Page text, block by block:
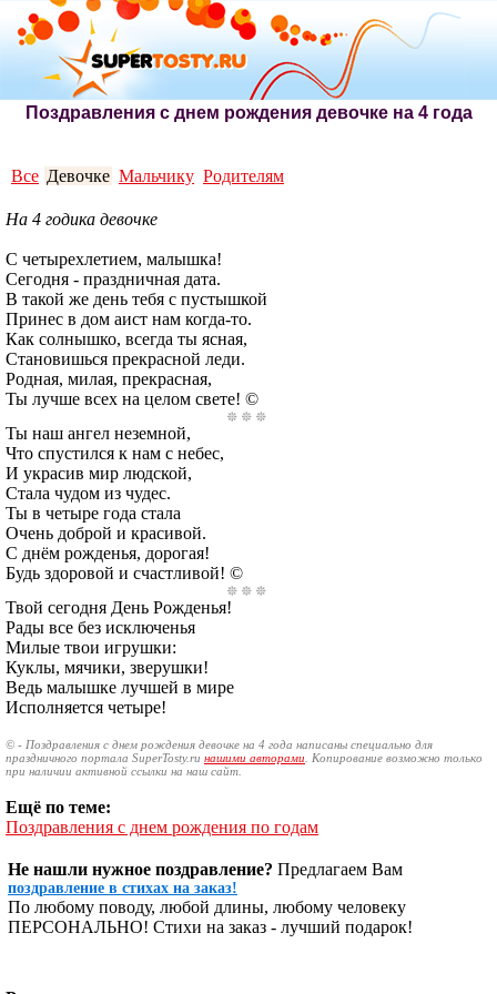
Поздравления с днем рождения девочке на 4 года
Все Девочке Мальчику Родителям
На 4 годика девочке
С четырехлетием, малышка!
Сегодня - праздничная дата.
В такой же день тебя с пустышкой
Принес в дом аист нам когда-то.
Как солнышко, всегда ты ясная,
Становишься прекрасной леди.
Родная, милая, прекрасная,
Ты лучше всех на целом свете! ©
Ты наш ангел неземной,
Что спустился к нам с небес,
И украсив мир людской,
Стала чудом из чудес.
Ты в четыре года стала
Очень доброй и красивой.
С днём рожденья, дорогая!
Будь здоровой и счастливой! ©
Твой сегодня День Рожденья!
Рады все без исключенья
Милые твои игрушки:
Куклы, мячики, зверушки!
Ведь малышке лучшей в мире
Исполняется четыре!
© - Поздравления с днем рождения девочке на 4 года написаны специально для
праздничного портала SuperTosty.ru нашими авторами . Копирование возможно только
при наличии активной ссылки на наш сайт.
Ещё по теме:
Поздравления с днем рождения по годам
Не нашли нужное поздравление? Предлагаем Вам
поздравление в стихах на заказ!
По любому поводу, любой длины, любому человеку
ПЕРСОНАЛЬНО! Стихи на заказ - лучший подарок!